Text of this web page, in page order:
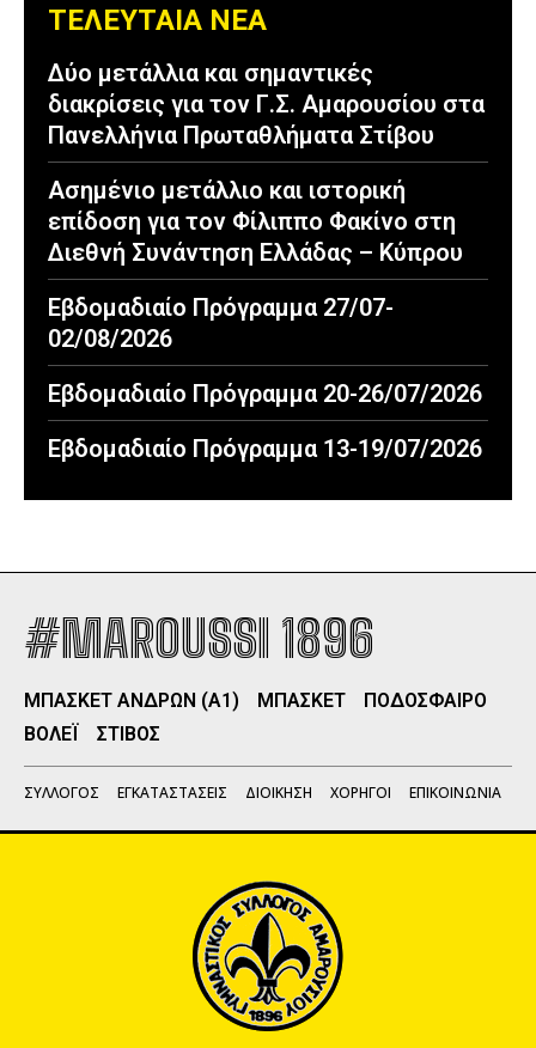
ΤΕΛΕΥΤΑΙΑ ΝΕΑ
Δύο μετάλλια και σημαντικές
διακρίσεις για τον Γ.Σ. Αμαρουσίου στα
Πανελλήνια Πρωταθλήματα Στίβου
Ασημένιο μετάλλιο και ιστορική
επίδοση για τον Φίλιππο Φακίνο στη
Διεθνή Συνάντηση Ελλάδας – Κύπρου
Εβδομαδιαίο Πρόγραμμα 27/07-
02/08/2026
Εβδομαδιαίο Πρόγραμμα 20-26/07/2026
Εβδομαδιαίο Πρόγραμμα 13-19/07/2026
#MAROUSSI 1896
ΜΠΑΣΚΕΤ ΑΝΔΡΩΝ (Α1) ΜΠΑΣΚΕΤ
ΠΟΔΟΣΦΑΙΡΟ
ΒΟΛΕΪ
ΣΤΙΒΟΣ
ΣΥΛΛΟΓΟΣ ΕΓΚΑΤΑΣΤΑΣΕΙΣ ΔΙΟΙΚΗΣΗ ΧΟΡΗΓΟΙ ΕΠΙΚΟΙΝΩΝΙΑ